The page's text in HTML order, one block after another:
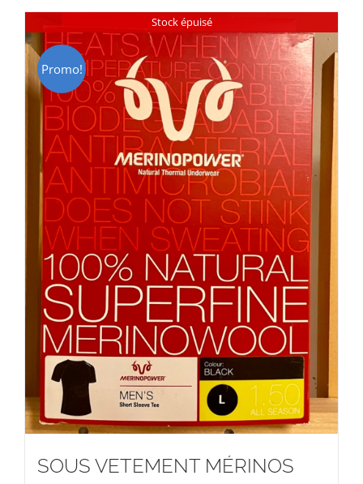
CHF 85.00.CHF 59.00.
Stock épuisé
Promo!
SOUS VETEMENT MÉRINOS